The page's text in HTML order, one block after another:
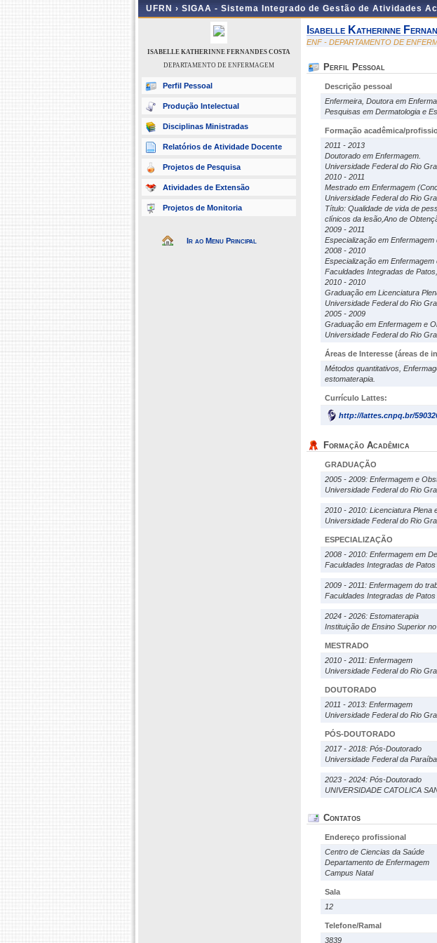
UFRN › SIGAA - Sistema Integrado de Gestão de Atividades
ISABELLE KATHERINNE FERNANDES COSTA
DEPARTAMENTO DE ENFERMAGEM
Perfil Pessoal
Produção Intelectual
Disciplinas Ministradas
Relatórios de Atividade Docente
Projetos de Pesquisa
Atividades de Extensão
Projetos de Monitoria
Ir ao Menu Principal
Isabelle Katherinne
ENF - DEPARTAMENTO DE
Perfil Pessoal
Descrição pessoal
Enfermeira, Doutora em
Pesquisas em Dermatologia e
Formação acadêmica/
2011 - 2013
Doutorado em Enfermagem.
Universidade Federal do Rio
2010 - 2011
Mestrado em Enfermagem
Universidade Federal do Rio
Título: Qualidade de vida de
clínicos da lesão,Ano de
2009 - 2011
Especialização em Enfermagem
2008 - 2010
Especialização em Enfermagem
Faculdades Integradas de
2010 - 2010
Graduação em Licenciatura
Universidade Federal do Rio
2005 - 2009
Graduação em Enfermagem e
Universidade Federal do Rio
Áreas de Interesse (áreas de
Métodos quantitativos,
estomaterapia.
Currículo Lattes:
http://lattes.cnpq.br/
Formação Acadêmica
GRADUAÇÃO
2005 - 2009: Enfermagem e
Universidade Federal do Rio
2010 - 2010: Licenciatura Plena
Universidade Federal do Rio
ESPECIALIZAÇÃO
2008 - 2010: Enfermagem em
Faculdades Integradas de Patos
2009 - 2011: Enfermagem do
Faculdades Integradas de Patos
2024 - 2026: Estomaterapia
Instituição de Ensino Superior
MESTRADO
2010 - 2011: Enfermagem
Universidade Federal do Rio
DOUTORADO
2011 - 2013: Enfermagem
Universidade Federal do Rio
PÓS-DOUTORADO
2017 - 2018: Pós-Doutorado
Universidade Federal da Paraíba
2023 - 2024: Pós-Doutorado
UNIVERSIDADE CATOLICA
Contatos
Endereço profissional
Centro de Ciencias da Saúde
Departamento de Enfermagem
Campus Natal
Sala
12
Telefone/Ramal
3839